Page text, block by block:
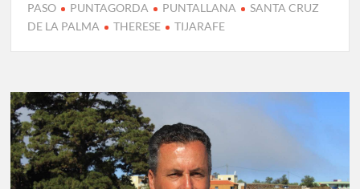
PASO
PUNTAGORDA PUNTALLANA
SANTA CRUZ
DE LA PALMA
THERESE TIJARAFE